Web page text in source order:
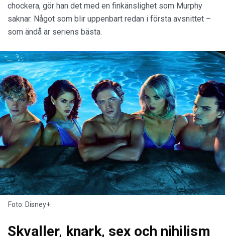
chockera, gör han det med en finkänslighet som Murphy
saknar. Något som blir uppenbart redan i första avsnittet –
som ändå är seriens bästa.
Foto: Disney+.
Skvaller, knark, sex och nihilism